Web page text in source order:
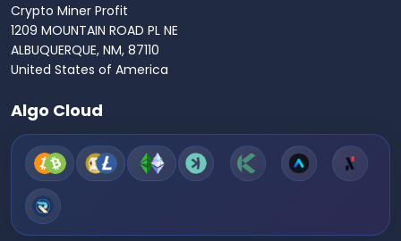
Crypto Miner Profit
1209 MOUNTAIN ROAD PL NE
ALBUQUERQUE, NM, 87110
United States of America
Algo Cloud